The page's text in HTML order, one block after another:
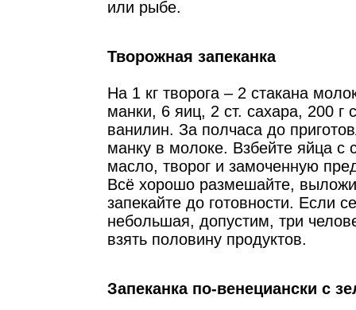
или рыбе.
Творожная запеканка
На 1 кг творога ­– 2 стакана
манки, 6 яиц, 2 ст. сахара, 200 г
ванилин. За полчаса до
манку в молоке. Взбейте яйца с
масло, творог и замоченную
Всё хорошо размешайте,
запекайте до готовности. Если
небольшая, допустим, три
взять половину продуктов.
Запеканка по-венециански с